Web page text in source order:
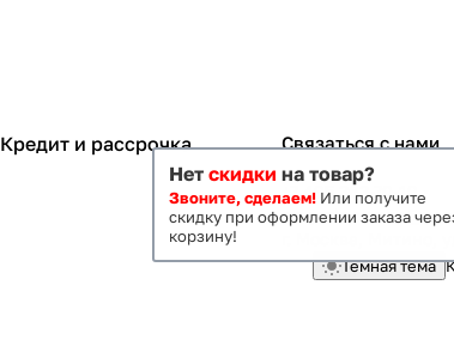
Кредит и рассрочка Связаться с нами
+7 495 363-70-19
magazin-
г. Москва, Митино,
Темная тема
Нет скидки на товар?
Звоните, сделаем! Или получите
скидку при оформлении заказа
корзину!